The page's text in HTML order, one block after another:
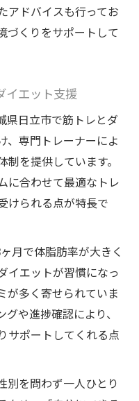
アドバイスも行ってお
づくりをサポートして
イエット支援
県日立市で筋トレとダ
、専門トレーナーによ
を提供しています。
に合わせて最適なトレ
けられる点が特長で
月で体脂肪率が大きく
イエットが習慣になっ
が多く寄せられていま
や進捗確認により、
サポートしてくれる点
別を問わず一人ひとり